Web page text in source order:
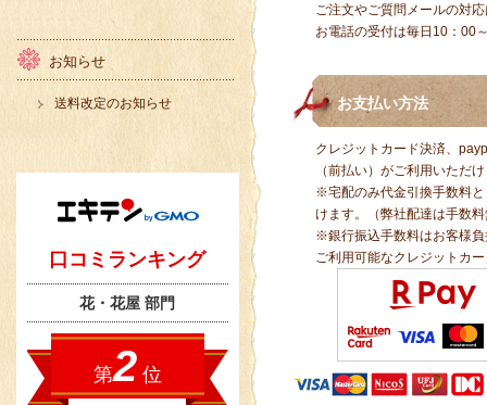
ご注文やご質問メールの対
お電話の受付は毎日10：00
お支払い方法
クレジットカード決済、
（前払い）がご利用いただ
※宅配のみ代金引換手数料
けます。（弊社配達は手数
※銀行振込手数料はお客様
ご利用可能なクレジットカ
お知らせ
送料改定のお知らせ